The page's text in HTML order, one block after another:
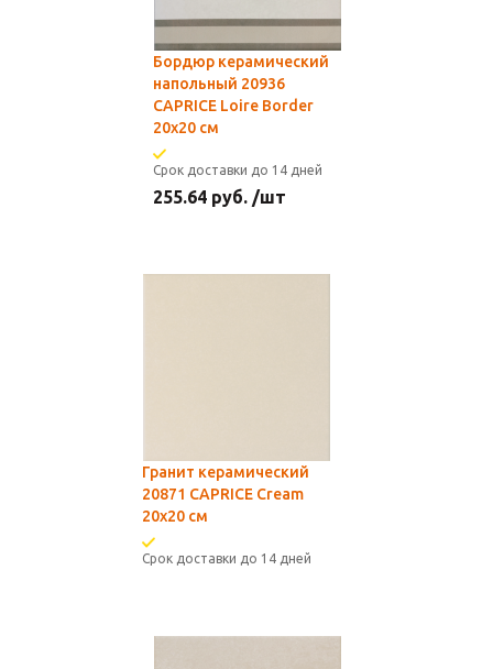
Бордюр керамический
напольный 20936
CAPRICE Loire Border
20x20 см
Срок доставки до 14 дней
255.64 руб. /шт
Гранит керамический
20871 CAPRICE Cream
20x20 см
Срок доставки до 14 дней